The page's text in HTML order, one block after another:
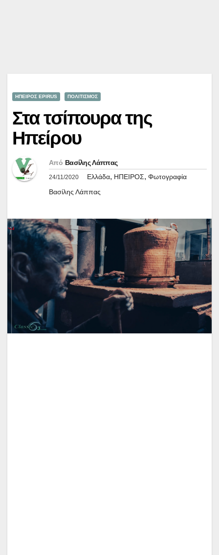
ΗΠΕΙΡΟΣ EPIRUS ΠΟΛΙΤΙΣΜΟΣ
Στα τσίπουρα της
Ηπείρου
Από Βασίλης Λάππας
24/11/2020 Ελλάδα, ΗΠΕΙΡΟΣ, Φωτογραφία
Βασίλης Λάππας